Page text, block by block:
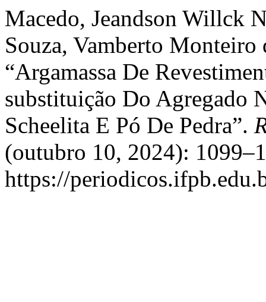
Macedo, Jeandson Willck
Souza, Vamberto
“Argamassa De
substituição Do Agregado
Scheelita E Pó De Pedra”.
(outubro 10, 2024):
https://